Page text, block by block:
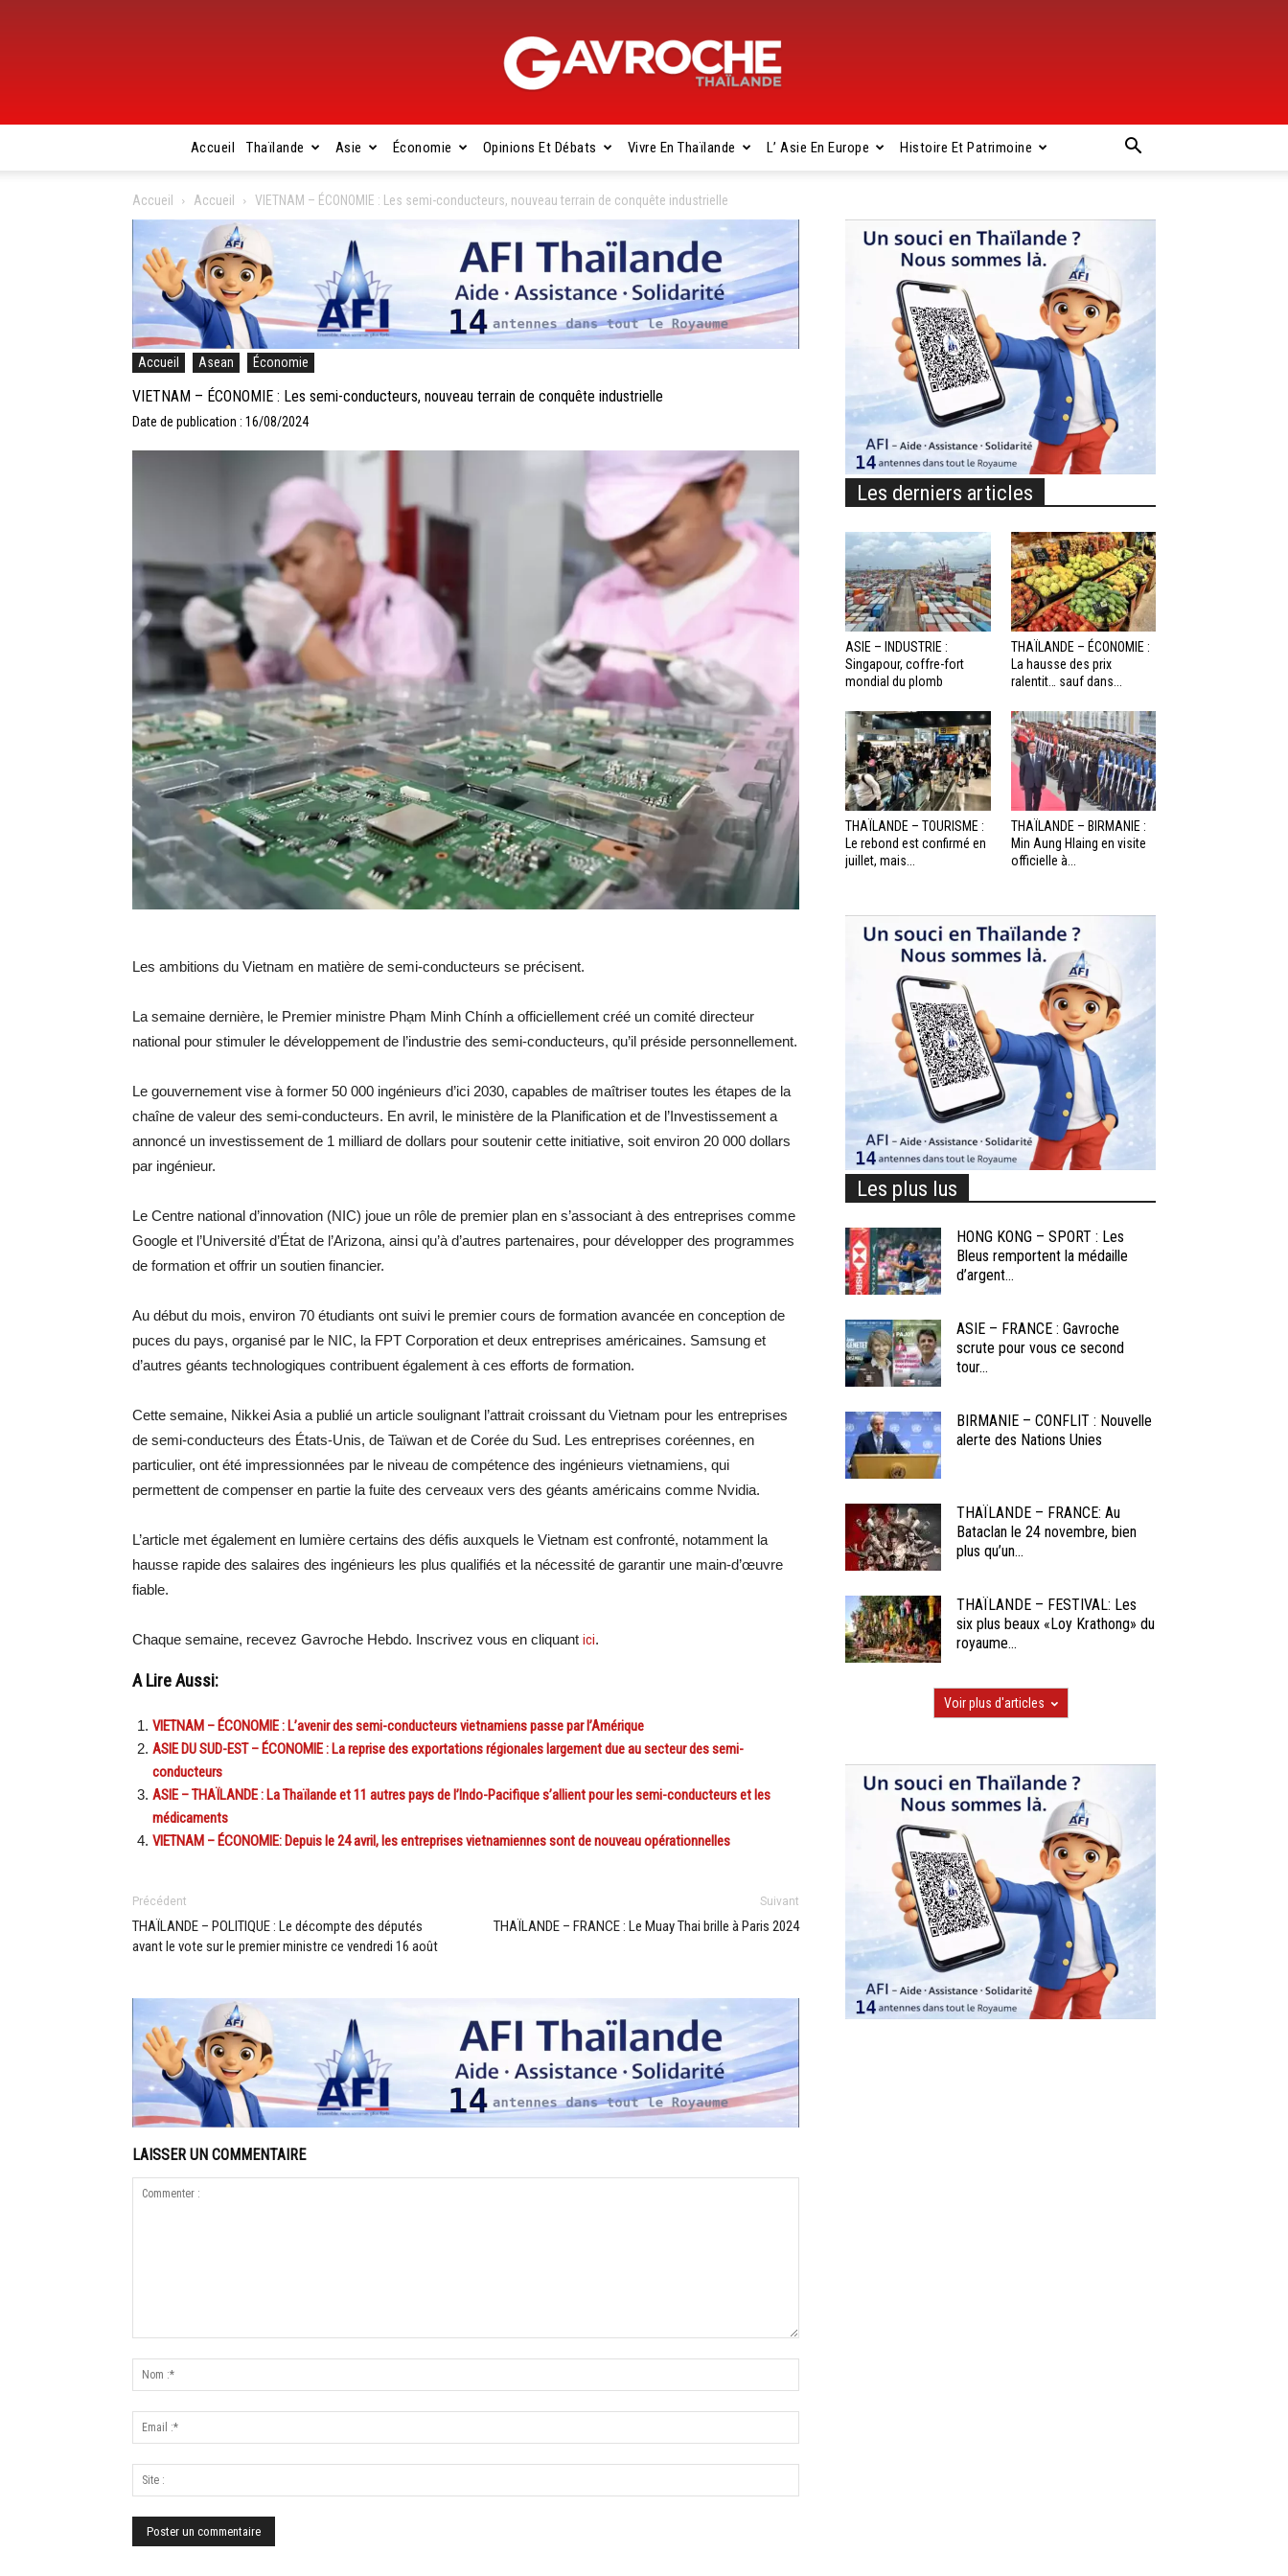
Gavroche
Thaïlande
Accueil Thaïlande Asie Économie Opinions Et Débats Vivre En Thaïlande L’ Asie En Europe Histoire Et Patrimoine
Accueil Accueil VIETNAM – ÉCONOMIE : Les semi-conducteurs, nouveau terrain de conquête industrielle
Accueil Asean Économie
VIETNAM – ÉCONOMIE : Les semi-conducteurs, nouveau terrain de conquête industrielle
Date de publication : 16/08/2024
Les ambitions du Vietnam en matière de semi-conducteurs se précisent.
La semaine dernière, le Premier ministre Phạm Minh Chính a officiellement créé un comité directeur
national pour stimuler le développement de l’industrie des semi-conducteurs, qu’il préside personnellement.
Le gouvernement vise à former 50 000 ingénieurs d’ici 2030, capables de maîtriser toutes les étapes de la
chaîne de valeur des semi-conducteurs. En avril, le ministère de la Planification et de l’Investissement a
annoncé un investissement de 1 milliard de dollars pour soutenir cette initiative, soit environ 20 000 dollars
par ingénieur.
Le Centre national d’innovation (NIC) joue un rôle de premier plan en s’associant à des entreprises comme
Google et l’Université d’État de l’Arizona, ainsi qu’à d’autres partenaires, pour développer des programmes
de formation et offrir un soutien financier.
Au début du mois, environ 70 étudiants ont suivi le premier cours de formation avancée en conception de
puces du pays, organisé par le NIC, la FPT Corporation et deux entreprises américaines. Samsung et
d’autres géants technologiques contribuent également à ces efforts de formation.
Cette semaine, Nikkei Asia a publié un article soulignant l’attrait croissant du Vietnam pour les entreprises
de semi-conducteurs des États-Unis, de Taïwan et de Corée du Sud. Les entreprises coréennes, en
particulier, ont été impressionnées par le niveau de compétence des ingénieurs vietnamiens, qui
permettent de compenser en partie la fuite des cerveaux vers des géants américains comme Nvidia.
L’article met également en lumière certains des défis auxquels le Vietnam est confronté, notamment la
hausse rapide des salaires des ingénieurs les plus qualifiés et la nécessité de garantir une main-d’œuvre
fiable.
Chaque semaine, recevez Gavroche Hebdo. Inscrivez vous en cliquant ici.
A Lire Aussi:
VIETNAM – ÉCONOMIE : L’avenir des semi-conducteurs vietnamiens passe par l’Amérique
ASIE DU SUD-EST – ÉCONOMIE : La reprise des exportations régionales largement due au secteur des semi-
conducteurs
ASIE – THAÏLANDE : La Thaïlande et 11 autres pays de l’Indo-Pacifique s’allient pour les semi-conducteurs et les
médicaments
VIETNAM – ÉCONOMIE: Depuis le 24 avril, les entreprises vietnamiennes sont de nouveau opérationnelles
Précédent
THAÏLANDE – POLITIQUE : Le décompte des députés
avant le vote sur le premier ministre ce vendredi 16 août
Suivant
THAÏLANDE – FRANCE : Le Muay Thai brille à Paris 2024
LAISSER UN COMMENTAIRE
Les derniers articles
ASIE – INDUSTRIE :
Singapour, coffre-fort
mondial du plomb
THAÏLANDE – ÉCONOMIE :
La hausse des prix
ralentit… sauf dans...
THAÏLANDE – TOURISME :
Le rebond est confirmé en
juillet, mais...
THAÏLANDE – BIRMANIE :
Min Aung Hlaing en visite
officielle à...
Les plus lus
HONG KONG – SPORT : Les
Bleus remportent la médaille
d’argent...
ASIE – FRANCE : Gavroche
scrute pour vous ce second
tour...
BIRMANIE – CONFLIT : Nouvelle
alerte des Nations Unies
THAÏLANDE – FRANCE: Au
Bataclan le 24 novembre, bien
plus qu’un...
THAÏLANDE – FESTIVAL: Les
six plus beaux «Loy Krathong» du
royaume...
Voir plus d'articles